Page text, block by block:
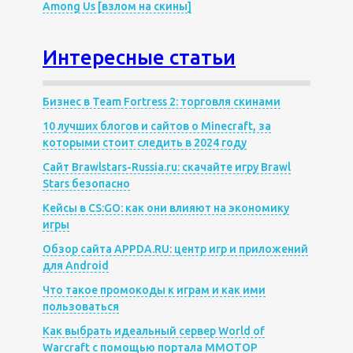
Among Us [взлом на скины]
Интересные статьи
Бизнес в Team Fortress 2: торговля скинами
10 лучших блогов и сайтов о Minecraft, за
которыми стоит следить в 2024 году
Сайт Brawlstars-Russia.ru: скачайте игру Brawl
Stars безопасно
Кейсы в CS:GO: как они влияют на экономику
игры
Обзор сайта APPDA.RU: центр игр и приложений
для Android
Что такое промокоды к играм и как ими
пользоваться
Как выбрать идеальный сервер World of
Warcraft с помощью портала MMOTOP